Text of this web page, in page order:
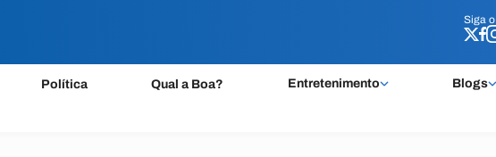
Siga o
Política Qual a Boa? Entretenimento Blogs
Siga o